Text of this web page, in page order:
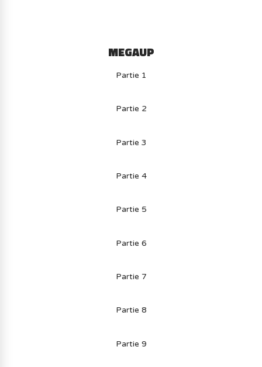
MEGAUP
Partie 1
Partie 2
Partie 3
Partie 4
Partie 5
Partie 6
Partie 7
Partie 8
Partie 9